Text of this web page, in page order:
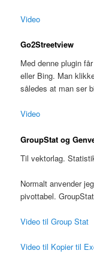
Video
Go2Streetview
Med denne plugin
eller Bing. Man
således at man ser
Video
GroupStat og
Til vektorlag.
Normalt anvender
pivottabel.
Video til Group Stat
Video til Kopier til